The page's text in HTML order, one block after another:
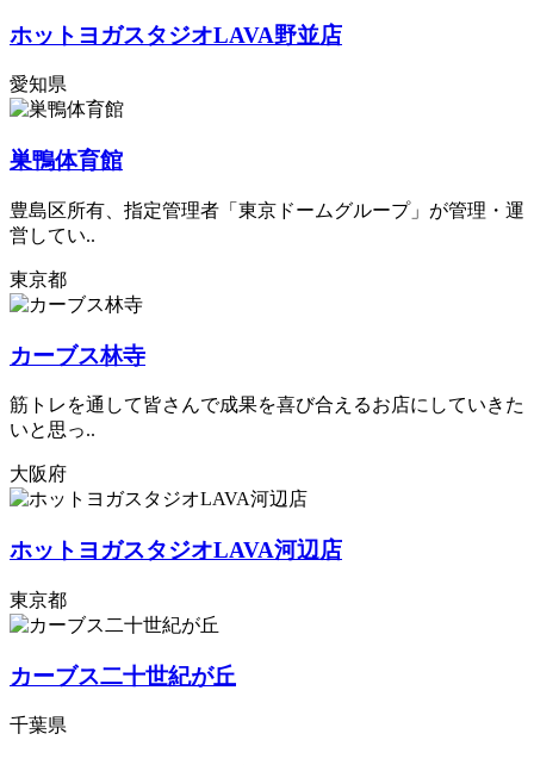
ホットヨガスタジオLAVA野並店
愛知県
巣鴨体育館
豊島区所有、指定管理者「東京ドームグループ」が管理・運
営してい..
東京都
カーブス林寺
筋トレを通して皆さんで成果を喜び合えるお店にしていきた
いと思っ..
大阪府
ホットヨガスタジオLAVA河辺店
東京都
カーブス二十世紀が丘
千葉県